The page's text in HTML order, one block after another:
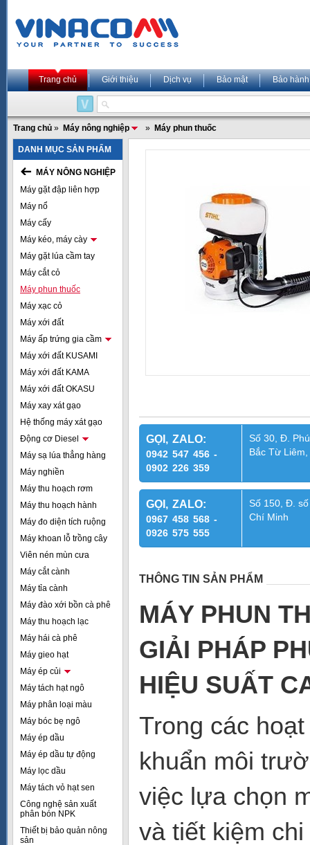
Trang chủ Giới thiệu Dịch vụ Bảo mật Bảo hành
Trang chủ » Máy nông nghiệp » Máy phun thuốc
DANH MỤC SẢN PHẨM
MÁY NÔNG NGHIỆP
Máy gặt đập liên hợp
Máy nổ
Máy cấy
Máy kéo, máy cày
Máy gặt lúa cầm tay
Máy cắt cỏ
Máy phun thuốc
Máy xạc cỏ
Máy xới đất
Máy ấp trứng gia cầm
Máy xới đất KUSAMI
Máy xới đất KAMA
Máy xới đất OKASU
Máy xay xát gạo
Hệ thống máy xát gạo
Động cơ Diesel
Máy sạ lúa thẳng hàng
Máy nghiền
Máy thu hoạch rơm
Máy thu hoạch hành
Máy đo diện tích ruộng
Máy khoan lỗ trồng cây
Viên nén mùn cưa
Máy cắt cành
Máy tỉa cành
Máy đào xới bồn cà phê
Máy thu hoạch lạc
Máy hái cà phê
Máy gieo hạt
Máy ép củi
Máy tách hạt ngô
Máy phân loại màu
Máy bóc bẹ ngô
Máy ép dầu
Máy ép dầu tự động
Máy lọc dầu
Máy tách vỏ hạt sen
Công nghệ sản xuất
phân bón NPK
Thiết bị bảo quản nông
sản
GỌI, ZALO:
0942 547 456 -
0902 226 359
Số 30, Đ.
Bắc Từ
GỌI, ZALO:
0967 458 568 -
0926 575 555
Số 150, Đ.
Chí Minh
THÔNG TIN SẢN PHẨM
MÁY PHUN
GIẢI PHÁP
HIỆU SUẤT
Trong các
khuẩn môi
việc lựa chọn
và tiết kiệm